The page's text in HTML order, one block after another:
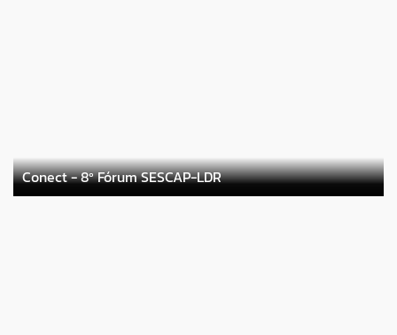
Conect - 8º Fórum SESCAP-LDR